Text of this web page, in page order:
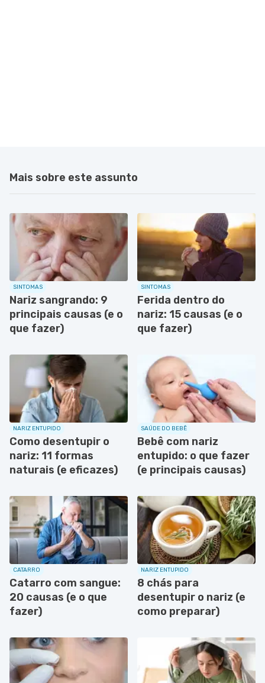
Mais sobre este assunto
SINTOMAS
Nariz sangrando: 9
principais causas (e o
que fazer)
SINTOMAS
Ferida dentro do
nariz: 15 causas (e o
que fazer)
NARIZ ENTUPIDO
Como desentupir o
nariz: 11 formas
naturais (e eficazes)
SAÚDE DO BEBÊ
Bebê com nariz
entupido: o que fazer
(e principais causas)
CATARRO
Catarro com sangue:
20 causas (e o que
fazer)
NARIZ ENTUPIDO
8 chás para
desentupir o nariz (e
como preparar)